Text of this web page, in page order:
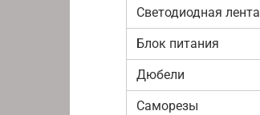
Светодиодная лента
Блок питания
Дюбели
Саморезы